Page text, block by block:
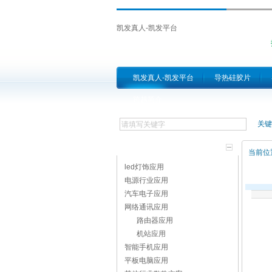
凯发真人-凯发平台
凯发真人-凯发平台 导热硅胶片
关
led灯饰应用
电源行业应用
汽车电子应用
网络通讯应用
路由器应用
机站应用
智能手机应用
平板电脑应用
当前位